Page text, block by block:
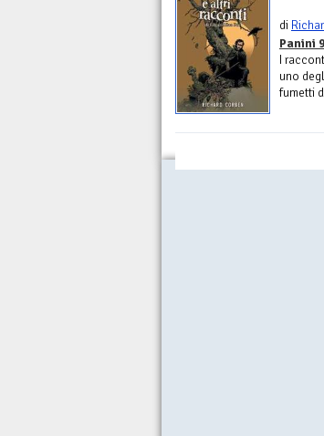
di
Panini
I
uno
fumetti